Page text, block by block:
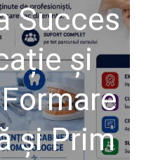
Succes
și
și Prim